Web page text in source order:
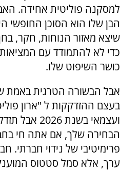
למסקנה פוליטית אחידה.
הבן שלו הוא הסוכן החופשי
שיצא מאזור הנוחות, חקר,
כדי לא להתמודד עם
כושר השיפוט שלו.
אבל הבשורה הטרגית
בעצם ההזדקקות ל "ארון
ועצמאי בשנת
הבחירה שלך, אם אתה חי
פרימיטיבי של נידוי חברתי.
ערך, אלא סמל סטטוס